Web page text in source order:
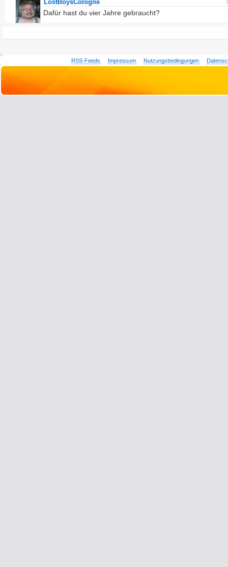
LostBoysCologne
Dafür hast du vier Jahre gebraucht?
RSS-Feeds Impressum Nutzungsbedingungen